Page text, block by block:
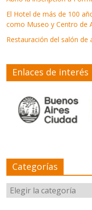
El Hotel de más de 100
como Museo y Centro de
Restauración del salón de
Enlaces de interés
Categorías
Categorías